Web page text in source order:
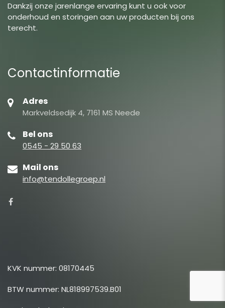
Dankzij onze jarenlange ervaring kunt u ook voor
onderhoud en storingen aan uw producten bij ons
terecht.
Contactinformatie
Adres
Markveldsedijk 4, 7161 MS Neede
Bel ons
0545 - 29 50 63
Mail ons
info@tendollegroep.nl
KVK nummer: 08170445
BTW nummer: NL818997539.B01